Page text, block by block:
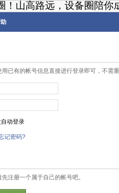
！山高路远，设备圈陪你
已有的帐号信息直接进行登录即可，不需
动登录
记密码?
注册一个属于自己的帐号吧。